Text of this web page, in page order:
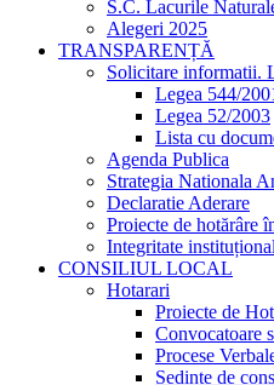
S.C. Lacurile
Alegeri 2025
TRANSPARENȚĂ
Solicitare informatii.
Legea 544/
Legea 52/2003
Lista cu
Agenda Publica
Strategia Nationala
Declaratie Aderare
Proiecte de hotărâre
Integritate
CONSILIUL LOCAL
Hotarari
Proiecte de
Convocatoare
Procese
Sedinte de